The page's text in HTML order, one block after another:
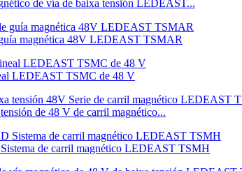
de vía de baixa tensión LEDEAST...
magnética 48V LEDEAST TSMAR
LEDEAST TSMC de 48 V
de 48 V de carril magnético...
de carril magnético LEDEAST TSMH